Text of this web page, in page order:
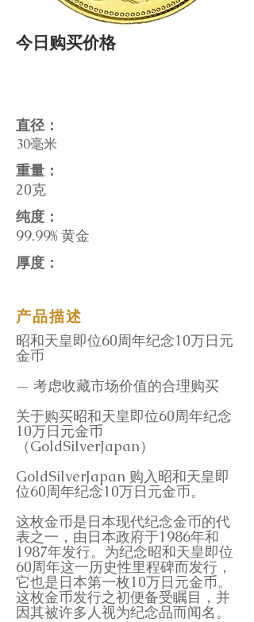
今日购买价格
直径：
30毫米
重量：
20克
纯度：
99.99% 黄金
厚度：
产品描述
昭和天皇即位60周年纪念10万日元
金币
— 考虑收藏市场价值的合理购买
关于购买昭和天皇即位60周年纪念
10万日元金币
（GoldSilverJapan）
GoldSilverJapan 购入昭和天皇即
位60周年纪念10万日元金币。
这枚金币是日本现代纪念金币的代
表之一，由日本政府于1986年和
1987年发行。为纪念昭和天皇即位
60周年这一历史性里程碑而发行，
它也是日本第一枚10万日元金币。
这枚金币发行之初便备受瞩目，并
因其被许多人视为纪念品而闻名。